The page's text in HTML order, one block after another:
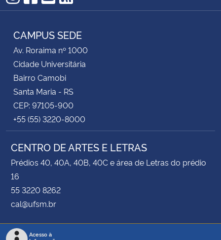
Instagram
Facebook
YouTube
RSS
CAMPUS SEDE
Av. Roraima nº 1000
Cidade Universitária
Bairro Camobi
Santa Maria - RS
CEP: 97105-900
+55 (55) 3220-8000
CENTRO DE ARTES E LETRAS
Prédios 40, 40A, 40B, 40C e área de Letras do prédio
16
55 3220 8262
cal@ufsm.br
Acesso à